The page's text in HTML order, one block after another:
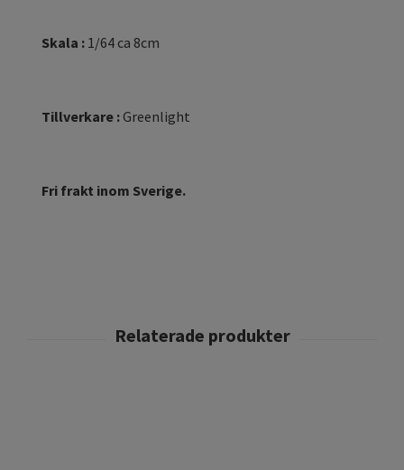
Skala : 1/64 ca 8cm
Tillverkare :Greenlight
Fri frakt inom Sverige.